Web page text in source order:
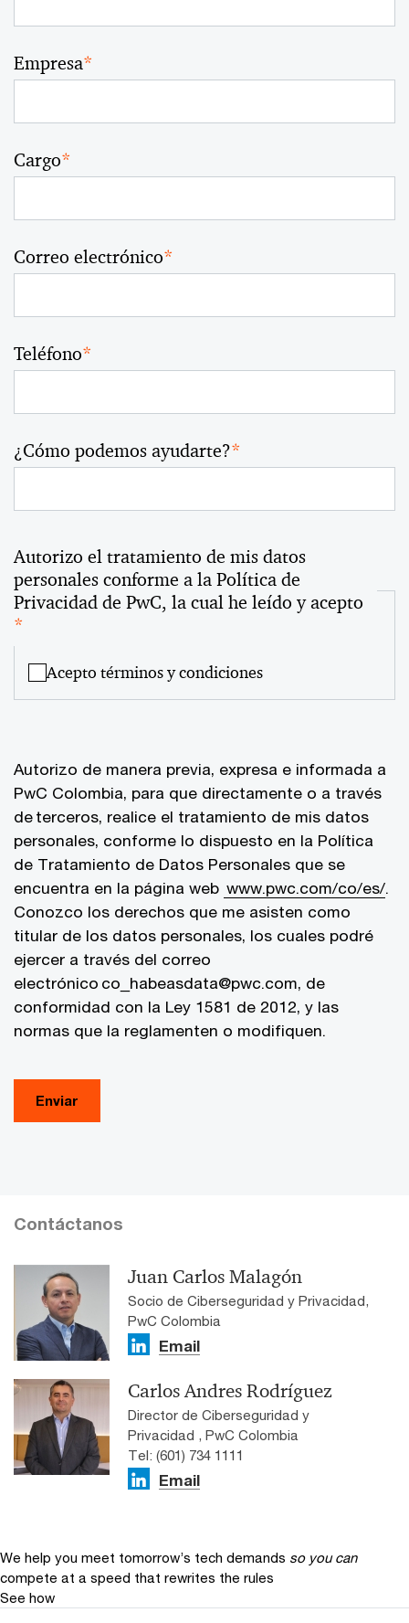
Empresa*
Cargo*
Correo electrónico*
Teléfono*
¿Cómo podemos ayudarte?*
Autorizo el tratamiento de mis datos
personales conforme a la Política de
Privacidad de PwC, la cual he leído y acepto
*
Acepto términos y condiciones
Autorizo de manera previa, expresa e informada a
PwC Colombia, para que directamente o a través
de terceros, realice el tratamiento de mis datos
personales, conforme lo dispuesto en la Política
de Tratamiento de Datos Personales que se
encuentra en la página web www.pwc.com/co/es/.
Conozco los derechos que me asisten como
titular de los datos personales, los cuales podré
ejercer a través del correo
electrónico co_habeasdata@pwc.com, de
conformidad con la Ley 1581 de 2012, y las
normas que la reglamenten o modifiquen.
Enviar
Contáctanos
Juan Carlos Malagón
Socio de Ciberseguridad y Privacidad,
PwC Colombia
Email
Carlos Andres Rodríguez
Director de Ciberseguridad y
Privacidad , PwC Colombia
Tel: (601) 734 1111
Email
We help you meet tomorrow’s tech demands so you can
compete at a speed that rewrites the rules
See how